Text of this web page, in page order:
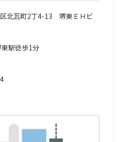
北瓦町2丁4-13 堺東ＥＨビ
駅徒歩1分